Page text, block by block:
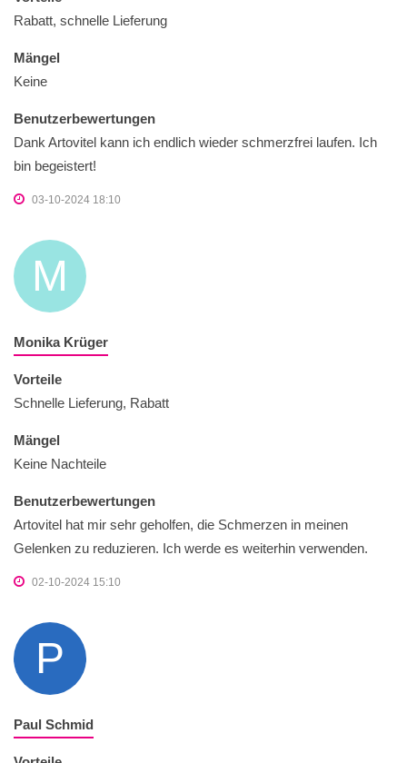
Rabatt, schnelle Lieferung
Mängel
Keine
Benutzerbewertungen
Dank Artovitel kann ich endlich wieder schmerzfrei laufen. Ich
bin begeistert!
03-10-2024 18:10
M
Monika Krüger
Vorteile
Schnelle Lieferung, Rabatt
Mängel
Keine Nachteile
Benutzerbewertungen
Artovitel hat mir sehr geholfen, die Schmerzen in meinen
Gelenken zu reduzieren. Ich werde es weiterhin verwenden.
02-10-2024 15:10
P
Paul Schmid